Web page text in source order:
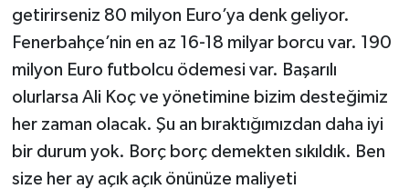
getirirseniz 80 milyon Euro’ya denk geliyor.
Fenerbahçe’nin en az 16-18 milyar borcu var. 190
milyon Euro futbolcu ödemesi var. Başarılı
olurlarsa Ali Koç ve yönetimine bizim desteğimiz
her zaman olacak. Şu an bıraktığımızdan daha iyi
bir durum yok. Borç borç demekten sıkıldık. Ben
size her ay açık açık önünüze maliyeti